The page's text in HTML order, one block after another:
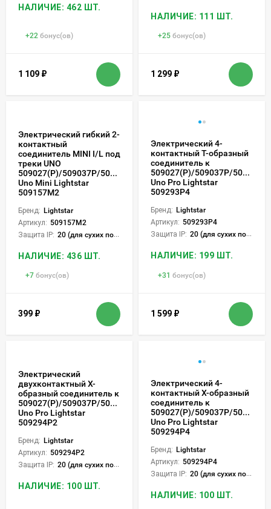
НАЛИЧИЕ: 462 ШТ.
+22 бонус(ов)
1 109 ₽
НАЛИЧИЕ: 111 ШТ.
+25 бонус(ов)
1 299 ₽
Электрический гибкий 2-
контактный
соединитель MINI I/L под
треки UNO
509027(P)/509037P/509227(P)/509237P
Uno Mini Lightstar
509157M2
Бренд: Lightstar
Артикул: 509157M2
Защита IP: 20 (для сухих пом.)
НАЛИЧИЕ: 436 ШТ.
+7 бонус(ов)
399 ₽
Электрический 4-
контактный Т-образный
соединитель к
509027(P)/509037P/
Uno Pro Lightstar
509293P4
Бренд: Lightstar
Артикул: 509293P4
Защита IP: 20 (для сухих пом.)
НАЛИЧИЕ: 199 ШТ.
+31 бонус(ов)
1 599 ₽
Электрический
двухконтактный Х-
образный соединитель к
509027(P)/509037P/509227(P)/509237P
Uno Pro Lightstar
509294P2
Бренд: Lightstar
Артикул: 509294P2
Защита IP: 20 (для сухих пом.)
НАЛИЧИЕ: 100 ШТ.
Электрический 4-
контактный Х-образный
соединитель к
509027(P)/509037P/
Uno Pro Lightstar
509294P4
Бренд: Lightstar
Артикул: 509294P4
Защита IP: 20 (для сухих пом.)
НАЛИЧИЕ: 100 ШТ.